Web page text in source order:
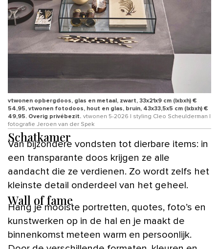
vtwonen opbergdoos, glas en metaal, zwart, 33x21x9 cm (lxbxh) €
54,95, vtwonen fotodoos, hout en glas, bruin, 43x33,5x5 cm (lxbxh) €
49,95. Overig privébezit. vtwonen 5-2026 | styling Cleo Scheulderman |
fotografie Jeroen van der Spek
Schatkamer
Van bijzondere vondsten tot dierbare items: in
een transparante doos krijgen ze alle
aandacht die ze verdienen. Zo wordt zelfs het
kleinste detail onderdeel van het geheel.
Wall of fame
Hang je mooiste portretten, quotes, foto’s en
kunstwerken op in de hal en je maakt de
binnenkomst meteen warm en persoonlijk.